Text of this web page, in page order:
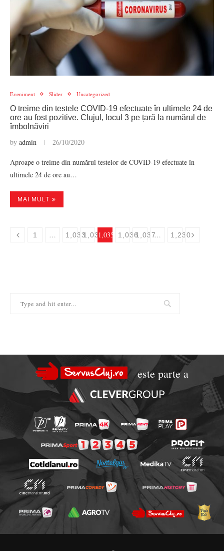
Eveniment Slider Uncategorized
O treime din testele COVID-19 efectuate în ultimele 24 de
ore au fost pozitive. Clujul, locul 3 pe țară la numărul de
îmbolnăviri
by admin 26/10/2020
Aproape o treime din numărul testelor de COVID-19 efectuate în
ultimele 24 de ore au…
MAI MULT
1 … 1,0331,0341,035 1,0361,037… 1,230
este parte a